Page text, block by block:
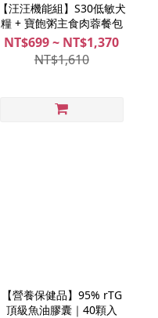
【汪汪機能組】S30低敏犬
糧 + 寶飽粥主食肉蓉餐包
NT$699 ~ NT$1,370
NT$1,610
【營養保健品】95% rTG
頂級魚油膠囊｜40顆入